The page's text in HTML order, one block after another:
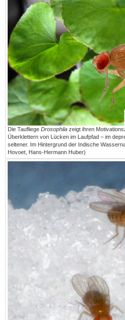
Die Taufliege Drosophila zeigt ihren
Überklettern von Lücken im Laufpfad – im
seltener. Im Hintergrund der Indische
Hovoet, Hans-Hermann Huber)